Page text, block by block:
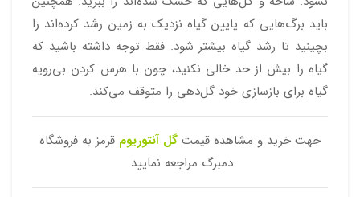
باید برگ‌هایی که پایین گیاه نزدیک به زمین رشد کرده‌اند را
بچینید تا رشد گیاه بیشتر شود. فقط توجه داشته باشید که
گیاه را بیش از حد خالی نکنید، چون با هرس کردن بی‌رویه
گیاه برای بازسازی خود گل‌دهی را متوقف می‌کند.
جهت خرید و مشاهده قیمت گل آنتوریوم قرمز به فروشگاه
دمبرگ مراجعه نمایید.